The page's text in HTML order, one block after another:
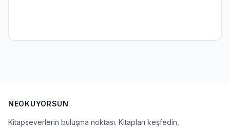
NEOKUYORSUN
Kitapseverlerin buluşma noktası. Kitapları keşfedin,